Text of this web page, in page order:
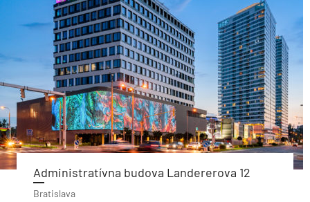
Administratívna budova Landererova 12
Bratislava